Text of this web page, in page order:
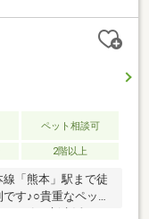
住みやすい住環境
器具等もそのままお
れます！●ペット
ンターネット導入
トをご利用頂けま
2匹まで、股下
校
ペット相談可
2階以上
「熊本」駅まで徒
す♪○貴重なペット